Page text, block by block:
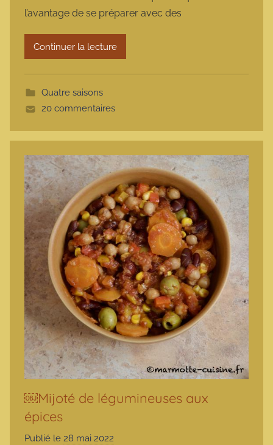
a
l’avantage de se préparer avec des
Continuer la lecture
Quatre saisons
20 commentaires
￼Mijoté de légumineuses aux
épices
Publié le 28 mai 2022